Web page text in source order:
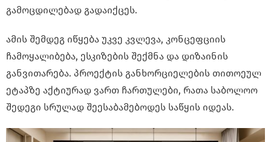
გამოცდილებად გადაიქცეს.
ამის შემდეგ იწყება უკვე კვლევა, კონცეფციის
ჩამოყალიბება, ესკიზების შექმნა და დიზაინის
განვითარება. პროექტის განხორციელების თითოეულ
ეტაპზე აქტიურად ვართ ჩართულები, რათა საბოლოო
შედეგი სრულად შეესაბამებოდეს საწყის იდეას.